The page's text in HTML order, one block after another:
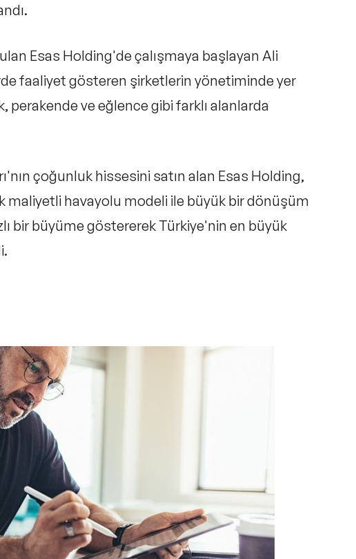
Esas Holding'de çalışmaya başlayan Ali
faaliyet gösteren şirketlerin yönetiminde yer
perakende ve eğlence gibi farklı alanlarda
çoğunluk hissesini satın alan Esas Holding,
maliyetli havayolu modeli ile büyük bir dönüşüm
bir büyüme göstererek Türkiye'nin en büyük